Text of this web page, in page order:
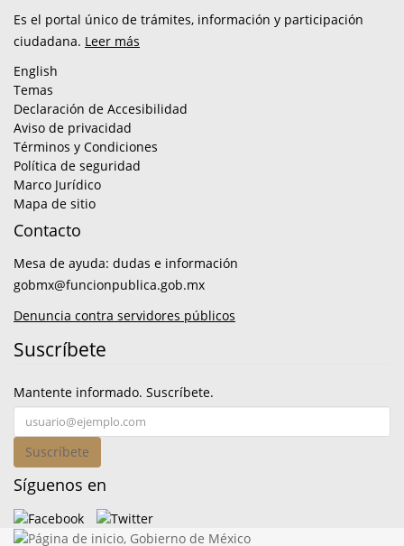
Es el portal único de trámites, información y participación
ciudadana. Leer más
English
Temas
Declaración de Accesibilidad
Aviso de privacidad
Términos y Condiciones
Política de seguridad
Marco Jurídico
Mapa de sitio
Contacto
Mesa de ayuda: dudas e información
gobmx@funcionpublica.gob.mx
Denuncia contra servidores públicos
Suscríbete
Mantente informado. Suscríbete.
Suscríbete
Síguenos en